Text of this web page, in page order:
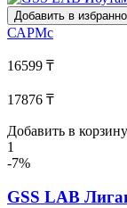
Добавить в
САРМс
16599 ₸
17876 ₸
Добавить в корзину
1
-7%
GSS LAB